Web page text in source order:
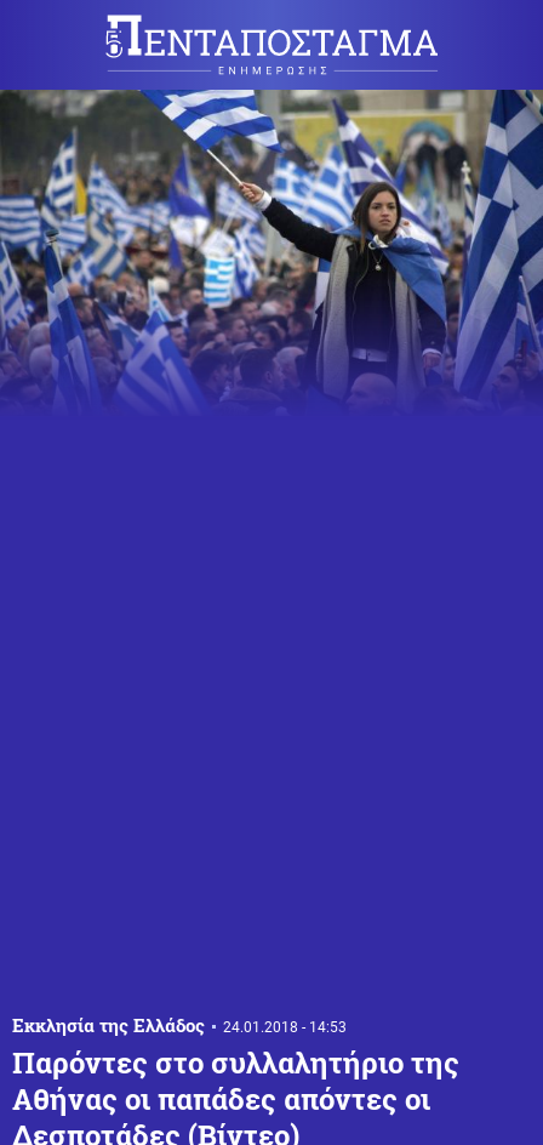
Εκκλησία της Ελλάδος 24.01.2018 - 14:53
Παρόντες στο συλλαλητήριο της
Αθήνας οι παπάδες απόντες οι
Δεσποτάδες (Βίντεο)